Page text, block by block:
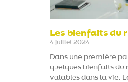
Les bienfaits du
4 juillet 2024
Dans une première
quelques bienfaits du
valables dans la vie.